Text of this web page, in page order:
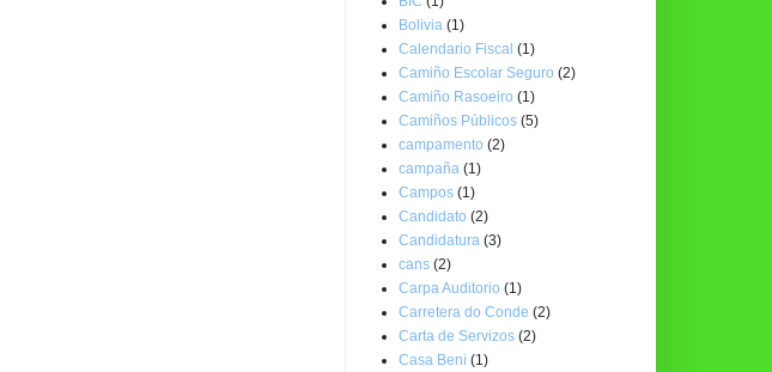
Bolivia (1)
Calendario Fiscal (1)
Camiño Escolar Seguro (2)
Camiño Rasoeiro (1)
Camiños Públicos (5)
campamento (2)
campaña (1)
Campos (1)
Candidato (2)
Candidatura (3)
cans (2)
Carpa Auditorio (1)
Carretera do Conde (2)
Carta de Servizos (2)
Casa Beni (1)